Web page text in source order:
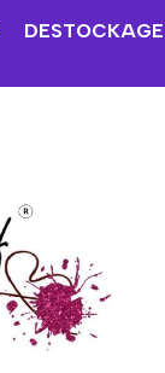
DESTOCKAGE